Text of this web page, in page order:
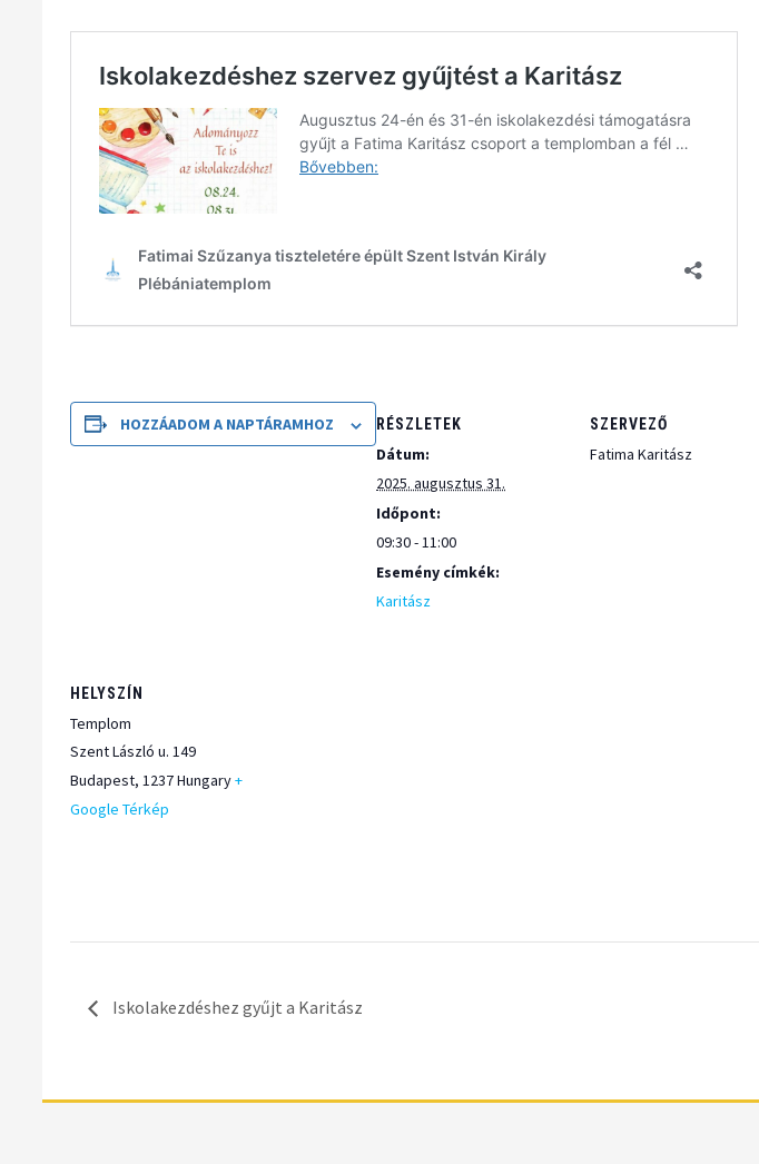
HOZZÁADOM A NAPTÁRAMHOZ RÉSZLETEK
Dátum:
2025. augusztus 31.
Időpont:
09:30 - 11:00
Esemény címkék:
Karitász
SZERVEZŐ
Fatima Karitász
HELYSZÍN
Templom
Szent László u. 149
Budapest, 1237Hungary+
Google Térkép
Iskolakezdéshez gyűjt a Karitász